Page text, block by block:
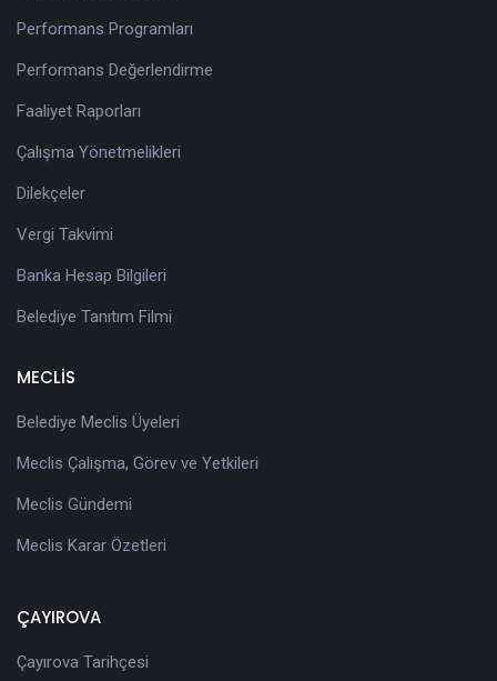
Performans Programları
Performans Değerlendirme
Faaliyet Raporları
Çalışma Yönetmelikleri
Dilekçeler
Vergi Takvimi
Banka Hesap Bilgileri
Belediye Tanıtım Filmi
MECLİS
Belediye Meclis Üyeleri
Meclis Çalışma, Görev ve Yetkileri
Meclis Gündemi
Meclis Karar Özetleri
ÇAYIROVA
Çayırova Tarihçesi